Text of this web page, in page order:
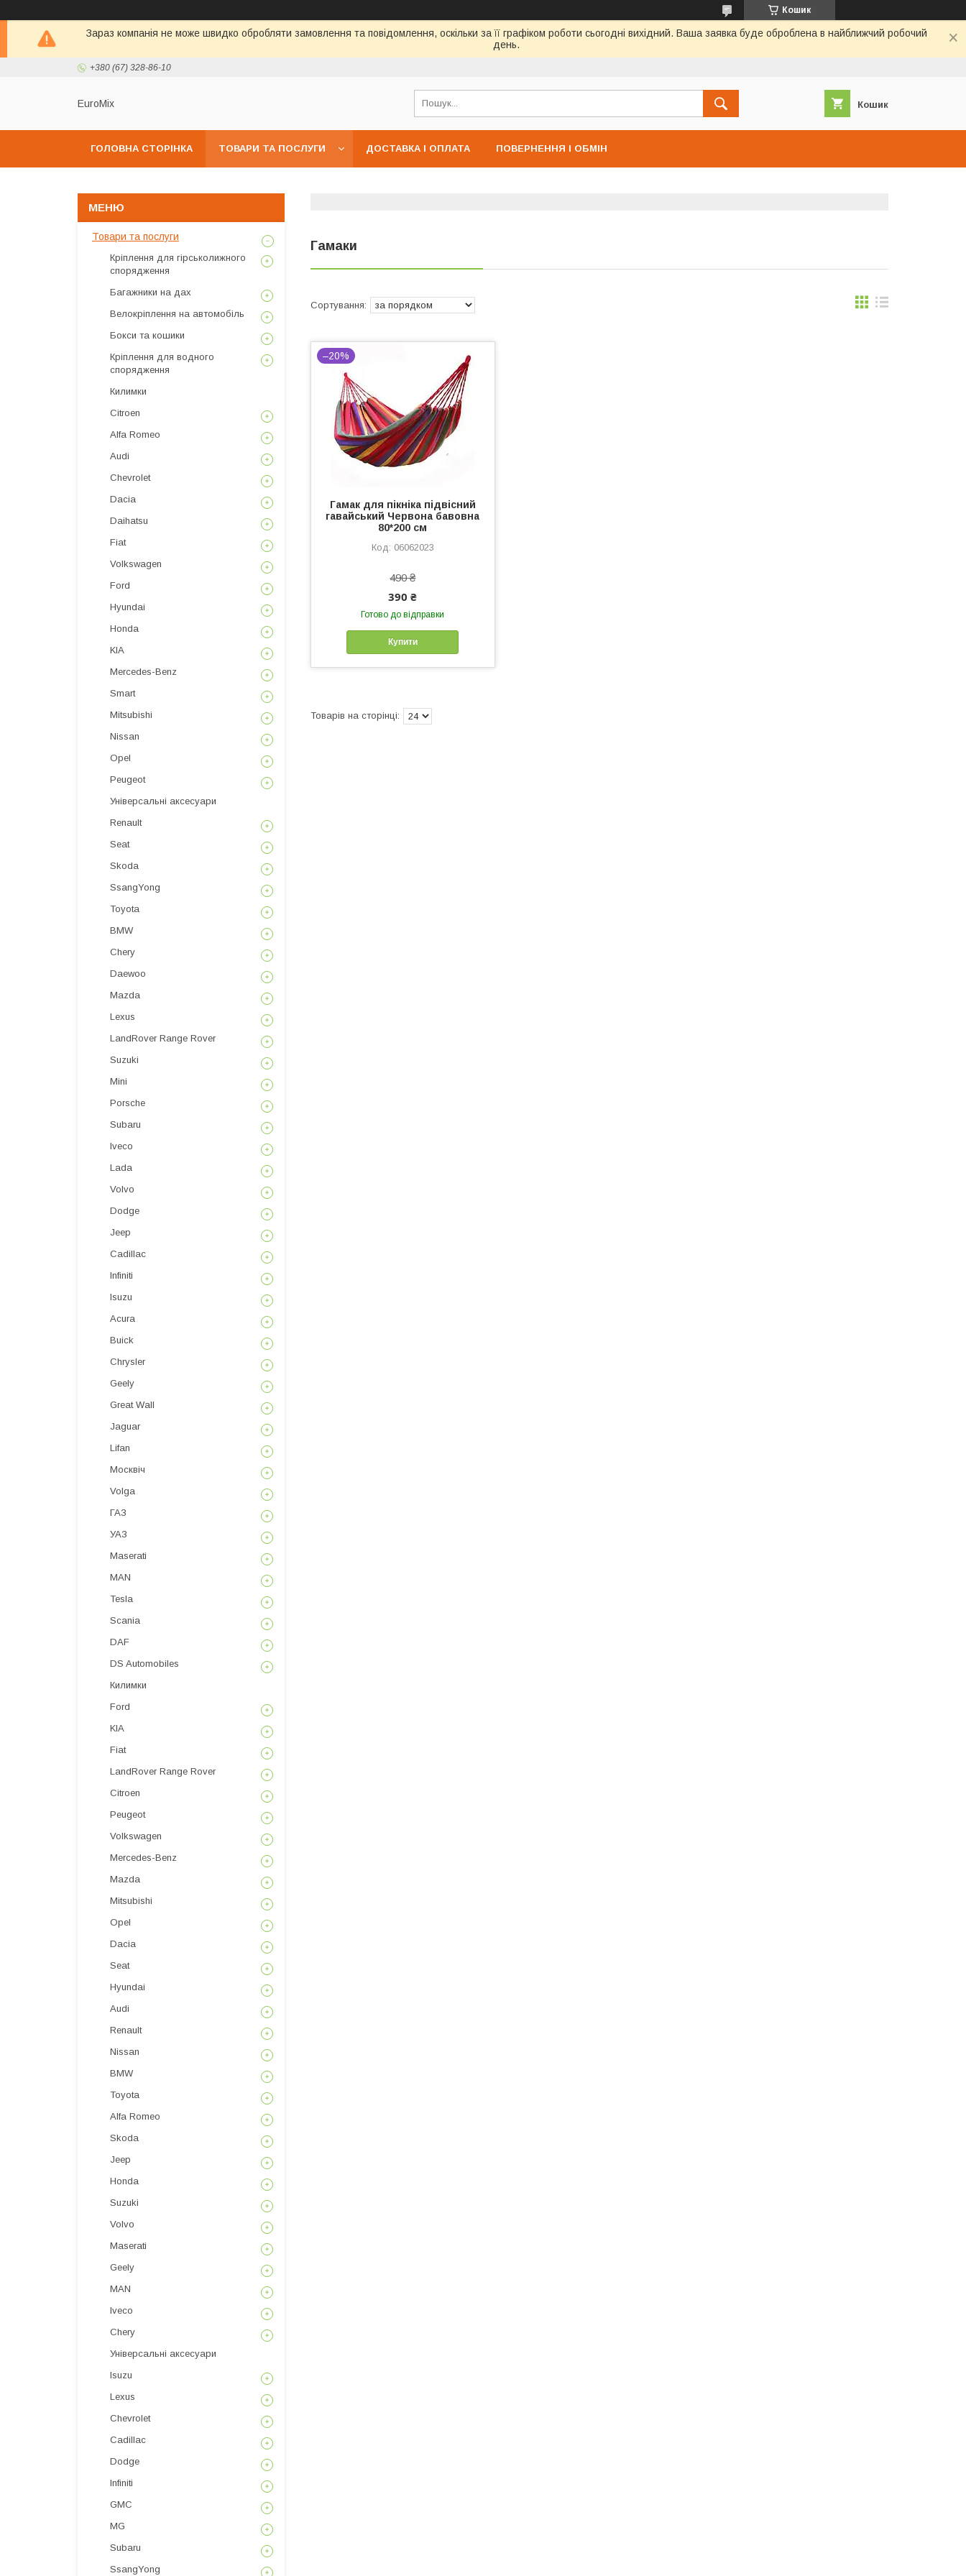
Кошик
Зараз компанія не може швидко обробляти замовлення та повідомлення, оскільки за її графіком роботи сьогодні вихідний. Ваша заявка буде оброблена в найближчий робочий
день.
+380 (67) 328-86-10
EuroMix Кошик
ГОЛОВНА СТОРІНКА ТОВАРИ ТА ПОСЛУГИ ДОСТАВКА І ОПЛАТА ПОВЕРНЕННЯ І ОБМІН
Гамаки
–20%
Гамак для пікніка підвісний
гавайський Червона бавовна
80*200 см
06062023
490 ₴
390 ₴
Готово до відправки
Купити
Товари та послуги
Кріплення для гірськолижного
спорядження
Багажники на дах
Велокріплення на автомобіль
Бокси та кошики
Кріплення для водного
спорядження
Килимки
Citroen
Alfa Romeo
Audi
Chevrolet
Dacia
Daihatsu
Fiat
Volkswagen
Ford
Hyundai
Honda
KIA
Mercedes-Benz
Smart
Mitsubishi
Nissan
Opel
Peugeot
Універсальні аксесуари
Renault
Seat
Skoda
SsangYong
Toyota
BMW
Chery
Daewoo
Mazda
Lexus
LandRover Range Rover
Suzuki
Mini
Porsche
Subaru
Iveco
Lada
Volvo
Dodge
Jeep
Cadillac
Infiniti
Isuzu
Acura
Buick
Chrysler
Geely
Great Wall
Jaguar
Lifan
Москвіч
Volga
ГАЗ
УАЗ
Maserati
MAN
Tesla
Scania
DAF
DS Automobiles
Килимки
Ford
KIA
Fiat
LandRover Range Rover
Citroen
Peugeot
Volkswagen
Mercedes-Benz
Mazda
Mitsubishi
Opel
Dacia
Seat
Hyundai
Audi
Renault
Nissan
BMW
Toyota
Alfa Romeo
Skoda
Jeep
Honda
Suzuki
Volvo
Maserati
Geely
MAN
Iveco
Chery
Універсальні аксесуари
Isuzu
Lexus
Chevrolet
Cadillac
Dodge
Infiniti
GMC
MG
Subaru
SsangYong